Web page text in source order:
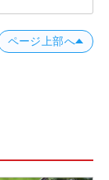
ページ上部へ